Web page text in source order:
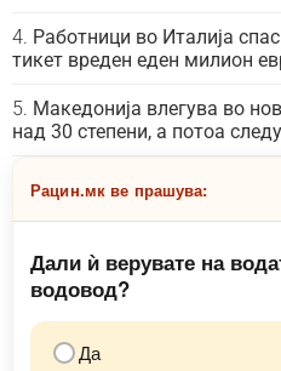
Работници во Италија
тикет вреден еден милион
Македонија влегува во
над 30 степени, а потоа
Рацин.мк ве прашува:
Дали ѝ верувате на
водовод?
Да